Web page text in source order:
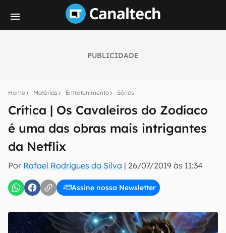
PUBLICIDADE
Home Matérias Entretenimento Séries
Crítica | Os Cavaleiros do Zodíaco
é uma das obras mais intrigantes
da Netflix
Por Rafael Rodrigues da Silva | 26/07/2019 às 11:34
Assine nossa Newsletter
notícias e reviews sobre tecnologia em primeira
mão.
E-mail
inscreva-se
Uso e Política de Privacidade do Canaltech.